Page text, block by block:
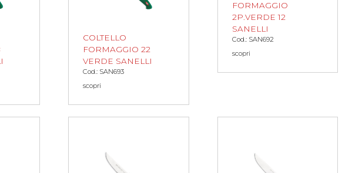
COLTELLO
FORMAGGIO 22
VERDE SANELLI
Cod.: SAN693
scopri
FORMAGGIO
2P.VERDE 12
SANELLI
Cod.: SAN692
scopri